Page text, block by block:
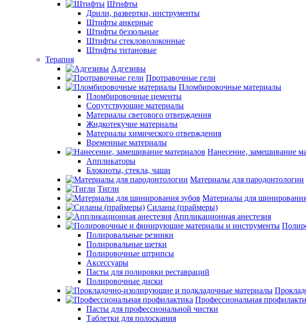
Штифты
Дрили, развертки, инструменты
Штифты анкерные
Штифты беззольные
Штифты стекловолоконные
Штифты титановые
Терапия
Адгезивы
Протравочные гели
Пломбировочные материалы
Пломбировочные цементы
Сопутствующие материалы
Материалы светового отверждения
Жидкотекучие материалы
Материалы химического отверждения
Временные материалы
Нанесение, замешивание
Аппликаторы
Блокноты, стекла, чаши
Материалы для пародонтологии
Тигли
Материалы для
Силаны (праймеры)
Аппликационная анестезия
Полировальные резинки
Полировальные щетки
Полировочные штрипсы
Аксессуары
Пасты для полировки реставраций
Полировочные диски
Профессиональная
Пасты для профессиональной чистки
Таблетки для полоскания